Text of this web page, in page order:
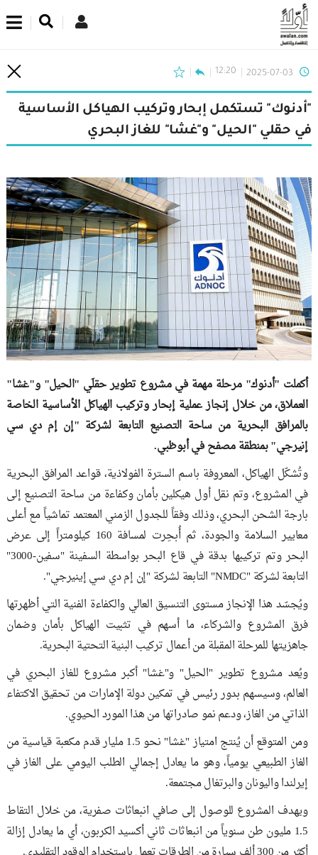
2025-07-03
12:20
"أدنوك" تستكمل إبحار وتركيب الهياكل الأساسية
في حقلي "الحيل" و"غشا" للغاز البحري
أكملت "أدنوك" مرحلة مهمة في مشروع تطوير حقلَي "الحيل" و"غشا"
العملاق، من خلال إنجاز عملية إبحار وتركيب الهياكل الأساسية الخاصة
بالمرافق البحرية من ساحة التصنيع التابعة لشركة "إن إم دي سي
إنيرجي" بمنطقة مصفح في أبوظبي.
وتُشكّل الهياكل، المعروفة باسم السترة الفولاذية، قواعد المرافق البحرية
في المشروع، وتم نقل أول هيكلين بأمان وكفاءة من ساحة التصنيع إلى
بارجة الشحن البحري، وذلك وفقاً للجدول الزمني المعتمد تماشياً مع أعلى
معايير السلامة والجودة، ثم أُبحِرت لمسافة 160 كيلومتراً إلى عرض
البحر وتم تركيبها بدقة في قاع البحر بواسطة السفينة "سفين-3000"
التابعة لشركة "NMDC" التابعة لشركة "إن إم دي سي إينيرجي".
ويُجسّد هذا الإنجاز مستوى التنسيق العالي والكفاءة الفنية التي أظهرتها
فرق المشروع والشركاء، ما أسهم في تثبيت الهياكل بأمان وضمان
جاهزيتها للمرحلة المقبلة من أعمال تركيب البنية التحتية البحرية.
ويُعد مشروع تطوير "الحيل" و"غشا" أكبر مشروع للغاز البحري في
العالم، وسيسهم بدور رئيس في تمكين دولة الإمارات من تحقيق الاكتفاء
الذاتي من الغاز، ودعم نمو صادراتها من هذا المورد الحيوي.
ومن المتوقع أن يُنتج امتياز "غشا" نحو 1.5 مليار قدم مكعبة قياسية من
الغاز الطبيعي يومياً، وهو ما يعادل إجمالي الطلب اليومي على الغاز في
إيرلندا واليونان والبرتغال مجتمعة.
ويهدف المشروع للوصول إلى صافي انبعاثات صفرية، من خلال التقاط
1.5 مليون طن سنوياً من انبعاثات ثاني أكسيد الكربون، أي ما يعادل إزالة
اشترك في نشرتنا الإخبارية